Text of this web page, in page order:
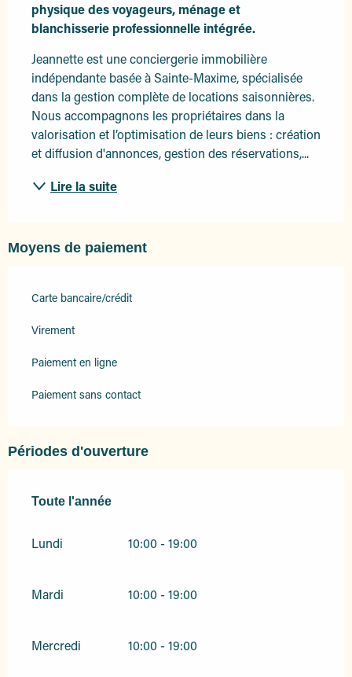
physique des voyageurs, ménage et
blanchisserie professionnelle intégrée.
Jeannette est une conciergerie immobilière
indépendante basée à Sainte-Maxime, spécialisée
dans la gestion complète de locations saisonnières.
Nous accompagnons les propriétaires dans la
valorisation et l’optimisation de leurs biens : création
et diffusion d'annonces, gestion des réservations,...
Lire la suite
Moyens de paiement
Carte bancaire/crédit
Virement
Paiement en ligne
Paiement sans contact
Périodes d'ouverture
Toute l'année
Toute l'année
Lundi 10:00 - 19:00
Mardi 10:00 - 19:00
Mercredi 10:00 - 19:00